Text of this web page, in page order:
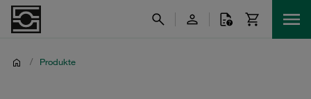
/ Produkte